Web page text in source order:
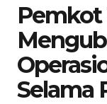
Pemkot
Selama